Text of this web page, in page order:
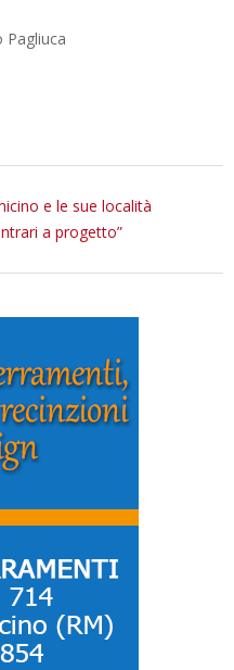
Pagliuca
e le sue località
a progetto”